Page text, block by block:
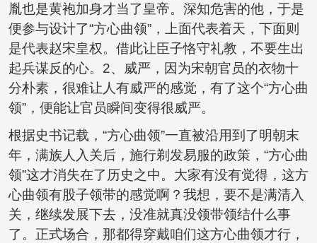
胤也是黄袍加身才当了皇帝。深知危害的他，于是
便参与设计了“方心曲领”，上面代表着天，下面则
是代表赵宋皇权。借此让臣子恪守礼教，不要生出
起兵谋反的心。2、威严，因为宋朝官员的衣物十
分朴素，很难让人有威严的感觉，有了这个“方心曲
领”，便能让官员瞬间变得很威严。
根据史书记载，“方心曲领”一直被沿用到了明朝末
年，满族人入关后，施行剃发易服的政策，“方心曲
领”这才消失在了历史之中。大家有没有觉得，这方
心曲领有股子领带的感觉啊？我想，要不是满清入
关，继续发展下去，没准就真没领带领结什么事
了。正式场合，那都得穿戴咱们这方心曲领才行，